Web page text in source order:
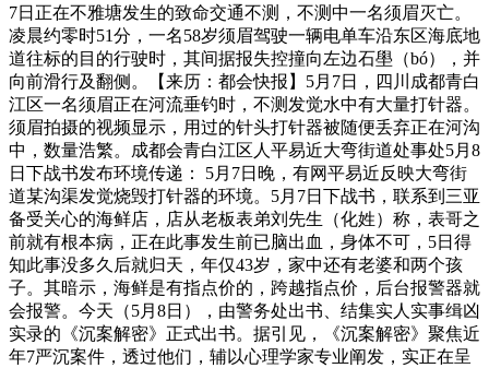
7日正在不雅塘发生的致命交通不测，不测中一名须眉灭亡。
凌晨约零时51分，一名58岁须眉驾驶一辆电单车沿东区海底地
道往标的目的行驶时，其间据报失控撞向左边石壆（bó），并
向前滑行及翻侧。【来历：都会快报】5月7日，四川成都青白
江区一名须眉正在河流垂钓时，不测发觉水中有大量打针器。
须眉拍摄的视频显示，用过的针头打针器被随便丢弃正在河沟
中，数量浩繁。成都会青白江区人平易近大弯街道处事处5月8
日下战书发布环境传递： 5月7日晚，有网平易近反映大弯街
道某沟渠发觉烧毁打针器的环境。5月7日下战书，联系到三亚
备受关心的海鲜店，店从老板表弟刘先生（化姓）称，表哥之
前就有根本病，正在此事发生前已脑出血，身体不可，5日得
知此事没多久后就归天，年仅43岁，家中还有老婆和两个孩
子。其暗示，海鲜是有指点价的，跨越指点价，后台报警器就
会报警。今天（5月8日），由警务处出书、结集实人实事缉凶
实录的《沉案解密》正式出书。据引见，《沉案解密》聚焦近
年7严沉案件，透过他们，辅以心理学家专业阐发，实正在呈